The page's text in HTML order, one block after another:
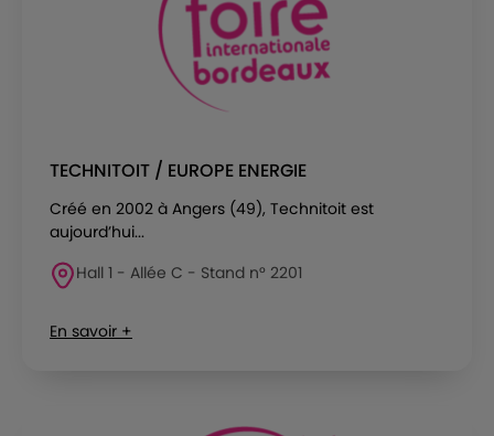
TECHNITOIT / EUROPE ENERGIE
Créé en 2002 à Angers (49), Technitoit est
aujourd’hui...
Hall 1 - Allée C - Stand n° 2201
En savoir +